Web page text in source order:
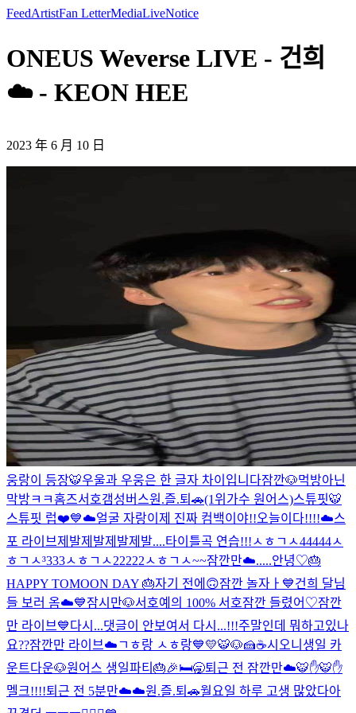
FeedArtistFan LetterMediaLiveNotice
ONEUS Weverse LIVE - 건희
☁️ - KEON HEE
2023 年 6 月 10 日
웅랑이 등장🐯우울과 우웅은 한 글자 차이입니다잠깐🐶먹방아닌
막방ㅋㅋ홈즈서호갬성버스원.즐.퇴🚗(1위가수 원어스)스튜핏🐯
스튜핏 럽❤️💙☁️얼굴 자랑이제 진짜 컴백이야!!오늘이다!!!!☁️스
포 라이브제발제발제발제발....타이틀곡 연습!!!ㅅㅎㄱㅅ44444ㅅ
ㅎㄱㅅ³333ㅅㅎㄱㅅ22222ㅅㅎㄱㅅ~~잠깐만☁️.....안녕♡🎂
HAPPY TOMOON DAY 🎂자기 전에🙃잠깐 놀자ㅏ💙건희 달님
들 보러 옴☁️💙잠시만🐶서호예의 100% 서호잠깐 들렸어♡잠깐
만 라이브💙다시...댓글이 안보여서 다시...!!!주말인데 뭐하고있나
요??잠깐만 라이브☁️ㄱㅎ랑 ㅅㅎ랑💙💛🐯🐶🍰☕️시오니생일 카
운트다운🐶원어스 생일파티🎂🎉🛏🥱퇴근 전 잠깐만☁️🐯✋🐯✋
멜크!!!!퇴근 전 5분만☁️☁️원.즐.퇴🚗월요일 하루 고생 많았다아